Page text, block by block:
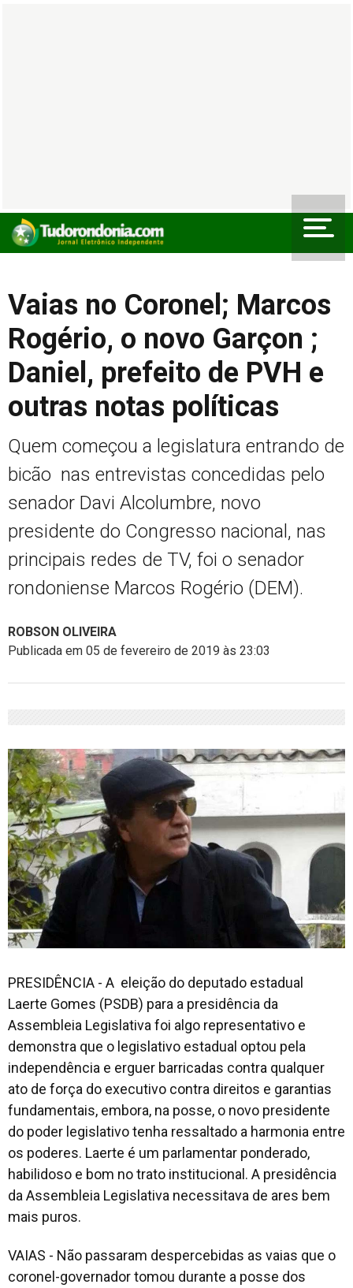
Vaias no Coronel; Marcos
Rogério, o novo Garçon ;
Daniel, prefeito de PVH e
outras notas políticas
Quem começou a legislatura entrando de
bicão nas entrevistas concedidas pelo
senador Davi Alcolumbre, novo
presidente do Congresso nacional, nas
principais redes de TV, foi o senador
rondoniense Marcos Rogério (DEM).
ROBSON OLIVEIRA
Publicada em 05 de fevereiro de 2019 às 23:03
PRESIDÊNCIA - A eleição do deputado estadual
Laerte Gomes (PSDB) para a presidência da
Assembleia Legislativa foi algo representativo e
demonstra que o legislativo estadual optou pela
independência e erguer barricadas contra qualquer
ato de força do executivo contra direitos e garantias
fundamentais, embora, na posse, o novo presidente
do poder legislativo tenha ressaltado a harmonia entre
os poderes. Laerte é um parlamentar ponderado,
habilidoso e bom no trato institucional. A presidência
da Assembleia Legislativa necessitava de ares bem
mais puros.
VAIAS - Não passaram despercebidas as vaias que o
coronel-governador tomou durante a posse dos